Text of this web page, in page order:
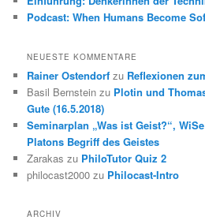
Podcast: When Humans Become
NEUESTE KOMMENTARE
Rainer Ostendorf zu Reflexionen
Basil Bernstein zu Plotin und
Gute (16.5.2018)
Seminarplan „Was ist Geist?“,
Platons Begriff des Geistes
Zarakas zu PhiloTutor Quiz 2
philocast2000 zu Philocast-Intro
ARCHIV